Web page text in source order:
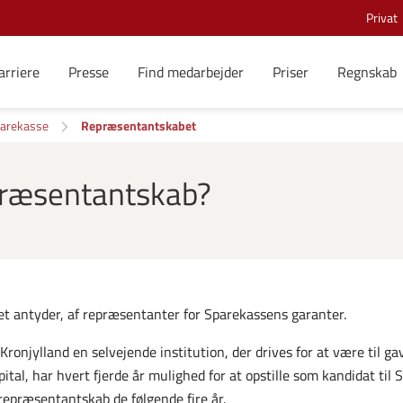
Privat
Presse Find medarbejder Priser Regnskab
Repræsentantskabet
antyder, af repræsentanter for Sparekassens garanter.
en selvejende institution, der drives for at være til
har hvert fjerde år mulighed for at opstille som kandidat til
de følgende fire år.